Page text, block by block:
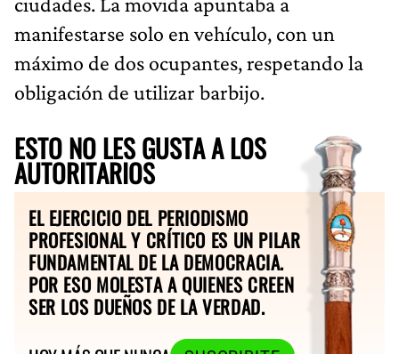
manifestarse solo en vehículo, con un
máximo de dos ocupantes, respetando la
obligación de utilizar barbijo.
ESTO NO LES GUSTA A LOS
AUTORITARIOS
EL EJERCICIO DEL PERIODISMO
PROFESIONAL Y CRÍTICO ES UN PILAR
FUNDAMENTAL DE LA DEMOCRACIA.
POR ESO MOLESTA A QUIENES CREEN
SER LOS DUEÑOS DE LA VERDAD.